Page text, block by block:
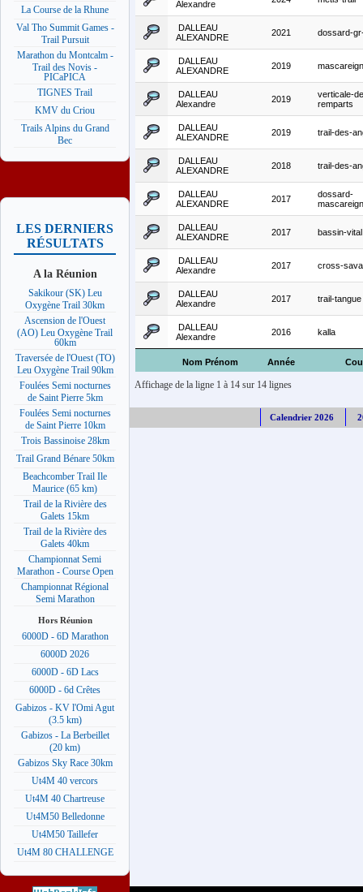
La Course de la Rhune
Val Tho Summit Games -
Trail Pursuit
Marathon du Montcalm -
Trail des Novis -
PICaPICA
TIGNES Trail
KMV du Criou
Trails Alpins du Grand
Bec
LES DERNIERS
RÉSULTATS
A la Réunion
Sakikour (SK) Leu
Oxygène Trail 30km
Ascension de l'Ouest
(AO) Leu Oxygène Trail
60km
Traversée de l'Ouest (TO)
Leu Oxygène Trail 90km
Foulées Semi nocturnes
de Saint Pierre 5km
Foulées Semi nocturnes
de Saint Pierre 10km
Trois Bassinoise 28km
Trail Grand Bénare 50km
Beachcomber Trail Ile
Maurice (65 km)
Trail de la Rivière des
Galets 15km
Trail de la Rivière des
Galets 40km
Championnat Semi
Marathon - Course Open
Championnat Régional
Semi Marathon
Hors Réunion
6000D - 6D Marathon
6000D 2026
6000D - 6D Lacs
6000D - 6d Crêtes
Gabizos - KV l'Omi Agut
(3.5 km)
Gabizos - La Berbeillet
(20 km)
Gabizos Sky Race 30km
Ut4M 40 vercors
Ut4M 40 Chartreuse
Ut4M50 Belledonne
Ut4M50 Taillefer
Ut4M 80 CHALLENGE
Nom Prénom Année
Alexandre
DALLEAU
ALEXANDRE
2021 dossard-
DALLEAU
ALEXANDRE
2019
DALLEAU
Alexandre
2019
verticale-
remparts
DALLEAU
ALEXANDRE
2019 trail-des-
DALLEAU
ALEXANDRE
2018 trail-des-
DALLEAU
ALEXANDRE
2017
dossard-
DALLEAU
ALEXANDRE
2017 bassin-vital
DALLEAU
Alexandre
2017 cross-
DALLEAU
Alexandre
2017 trail-tangue
DALLEAU
Alexandre
2016 kalla
Affichage de la ligne 1 à 14 sur 14 lignes
Calendrier 2026